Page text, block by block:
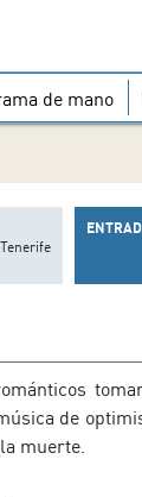
de mano
de
muerte.